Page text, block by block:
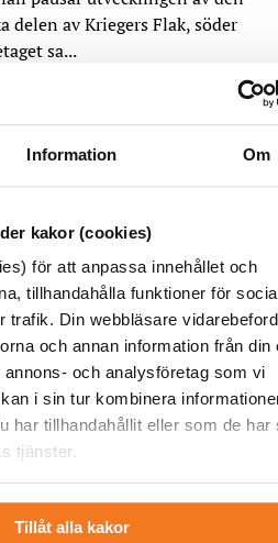
Information Om
kakor (cookies)
för att anpassa innehållet och
tillhandahålla funktioner för
trafik. Din webbläsare
och annan information från din
och analysföretag som vi
i sin tur kombinera
har tillhandahållit eller som de har
tjänster.
Tillåt alla kakor
delen av Kriegers Flak, söder
sa...
nya vindkraftsprojekt
2 september 2024
halvåret 2024 stoppades
vindkraftsprojekt av det
som tillsty...
Så kan
i elnätet öka
långsiktig kalkylränta och utgå